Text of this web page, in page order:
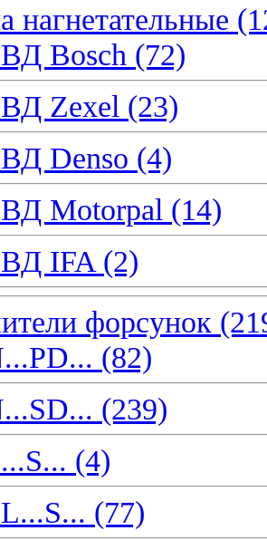
нагнетательные
Bosch (72)
Zexel (23)
Denso (4)
Motorpal (14)
IFA (2)
форсунок
(82)
(239)
(4)
(77)